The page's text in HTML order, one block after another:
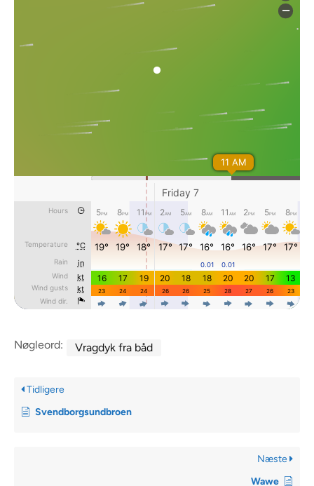
Nøgleord: Vragdyk fra båd
Tidligere
Svendborgsundbroen
Næste
Wawe